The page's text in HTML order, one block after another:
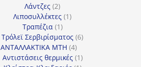
προϊόν
Λάντζες 22
προϊόντα
Λιποσυλλέκτες 11
Τραπέζια 11
προϊόν
Τρόλεϊ Σερβιρίσματος 66
ΑΝΤΑΛΛΑΚΤΙΚΑ MTH 44
προϊόντα
Αντιστάσεις θερμικές 11